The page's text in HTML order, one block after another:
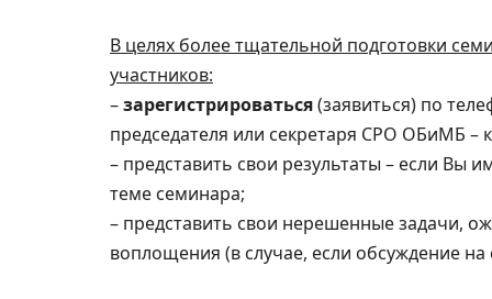
В целях более тщательной подготовки
участников:
–зарегистрироваться(заявиться) по
председателя или секретаря СРО ОБиМБ –
– представить свои результаты – если Вы
теме семинара;
– представить свои нерешенные задачи,
воплощения (в случае, если обсуждение